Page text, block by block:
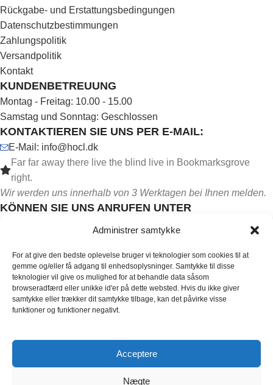
Administrer samtykke
For at give den bedste oplevelse bruger vi teknologier som cookies til at
gemme og/eller få adgang til enhedsoplysninger. Samtykke til disse
teknologier vil give os mulighed for at behandle data såsom
browseradfærd eller unikke id'er på dette websted. Hvis du ikke giver
samtykke eller trækker dit samtykke tilbage, kan det påvirke visse
funktioner og funktioner negativt.
Acceptere
Nægte
Rückgabe- und Erstattungsbedingungen
Datenschutzbestimmungen
Zahlungspolitik
Versandpolitik
Kontakt
KUNDENBETREUUNG
Montag - Freitag: 10.00 - 15.00
Samstag und Sonntag: Geschlossen
KONTAKTIEREN SIE UNS PER E-MAIL:
E-Mail: info@hocl.dk
Far far away there live the blind live in Bookmarksgrove
right.
Wir werden uns innerhalb von 3 Werktagen bei Ihnen melden.
KÖNNEN SIE UNS ANRUFEN UNTER
Das Telefon ist werktags von 10-15 Uhr besetzt.